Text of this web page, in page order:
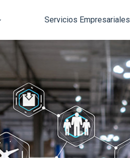
Pasar al contenido principal
Servicios Empresariales